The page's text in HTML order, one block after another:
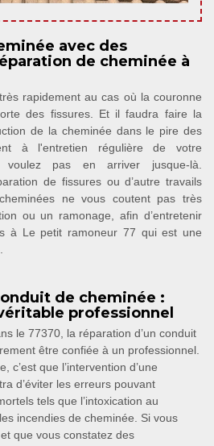
avec des
de cheminée à
rapidement au cas où la couronne
des fissures. Et il faudra faire la
de la cheminée dans le pire des
à l'entretien régulière de votre
pas en arriver jusque-là.
de fissures ou d’autre travails
ne vous coutent pas très
ou un ramonage, afin d’entretenir
à Le petit ramoneur 77 qui est une
de cheminée :
professionnel
le 77370, la réparation d’un conduit
être confiée à un professionnel.
c’est que l’intervention d’une
d’éviter les erreurs pouvant
tels que l’intoxication au
incendies de cheminée. Si vous
que vous constatez des